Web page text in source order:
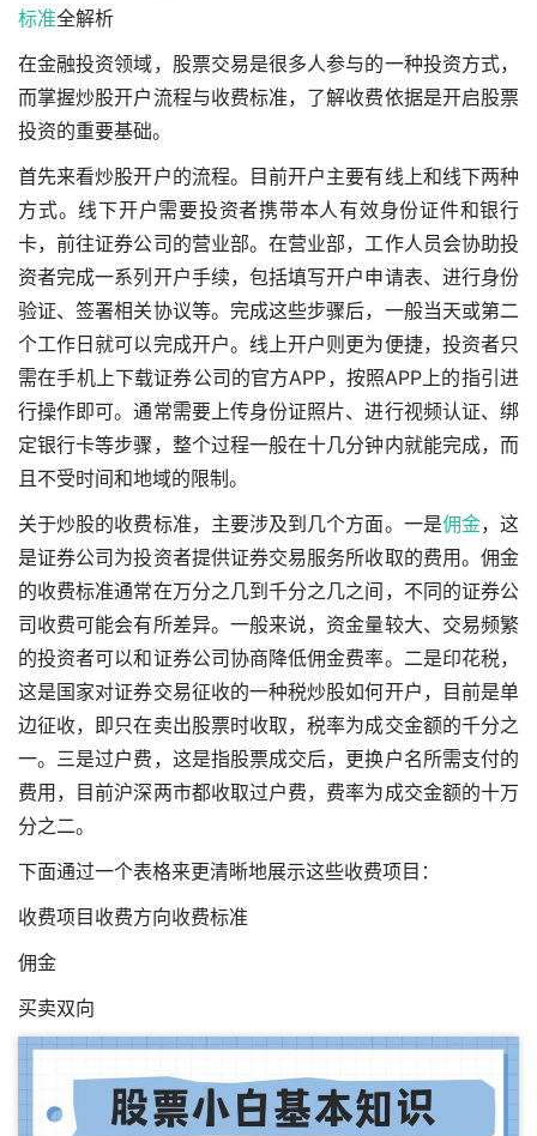
标准全解析
在金融投资领域，股票交易是很多人参与的一种投资方式，
而掌握炒股开户流程与收费标准，了解收费依据是开启股票
投资的重要基础。
首先来看炒股开户的流程。目前开户主要有线上和线下两种
方式。线下开户需要投资者携带本人有效身份证件和银行
卡，前往证券公司的营业部。在营业部，工作人员会协助投
资者完成一系列开户手续，包括填写开户申请表、进行身份
验证、签署相关协议等。完成这些步骤后，一般当天或第二
个工作日就可以完成开户。线上开户则更为便捷，投资者只
需在手机上下载证券公司的官方APP，按照APP上的指引进
行操作即可。通常需要上传身份证照片、进行视频认证、绑
定银行卡等步骤，整个过程一般在十几分钟内就能完成，而
且不受时间和地域的限制。
关于炒股的收费标准，主要涉及到几个方面。一是佣金，这
是证券公司为投资者提供证券交易服务所收取的费用。佣金
的收费标准通常在万分之几到千分之几之间，不同的证券公
司收费可能会有所差异。一般来说，资金量较大、交易频繁
的投资者可以和证券公司协商降低佣金费率。二是印花税，
这是国家对证券交易征收的一种税炒股如何开户 ，目前是单
边征收，即只在卖出股票时收取，税率为成交金额的千分之
一。三是过户费，这是指股票成交后，更换户名所需支付的
费用，目前沪深两市都收取过户费，费率为成交金额的十万
分之二。
下面通过一个表格来更清晰地展示这些收费项目：
收费项目收费方向收费标准
佣金
买卖双向